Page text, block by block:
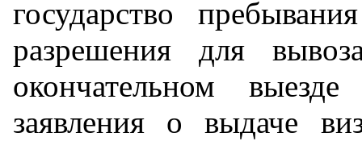
государство
разрешения для
окончательном
заявления о выдаче